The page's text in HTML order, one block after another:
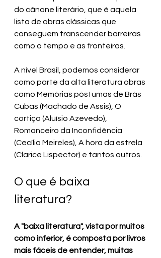
do cânone literário, que é aquela
lista de obras clássicas que
conseguem transcender barreiras
como o tempo e as fronteiras.
A nível Brasil, podemos considerar
como parte da alta literatura obras
como Memórias póstumas de Brás
Cubas (Machado de Assis), O
cortiço (Aluísio Azevedo),
Romanceiro da Inconfidência
(Cecília Meireles), A hora da estrela
(Clarice Lispector) e tantos outros.
O que é baixa
literatura?
A "baixa literatura", vista por muitos
como inferior, é composta por livros
mais fáceis de entender, muitas